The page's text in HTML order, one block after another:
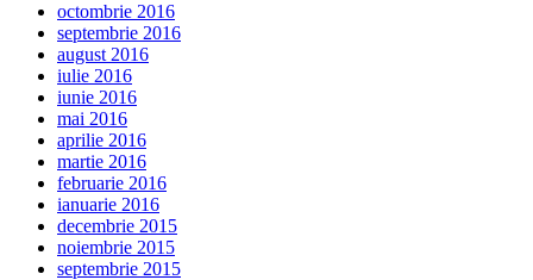
octombrie 2016
septembrie 2016
august 2016
iulie 2016
iunie 2016
mai 2016
aprilie 2016
martie 2016
februarie 2016
ianuarie 2016
decembrie 2015
noiembrie 2015
septembrie 2015